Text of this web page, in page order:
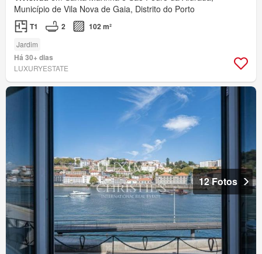
Município de Vila Nova de Gaia, Distrito do Porto
T1 2 102 m²
Jardim
Há 30+ dias
LUXURYESTATE
12 Fotos